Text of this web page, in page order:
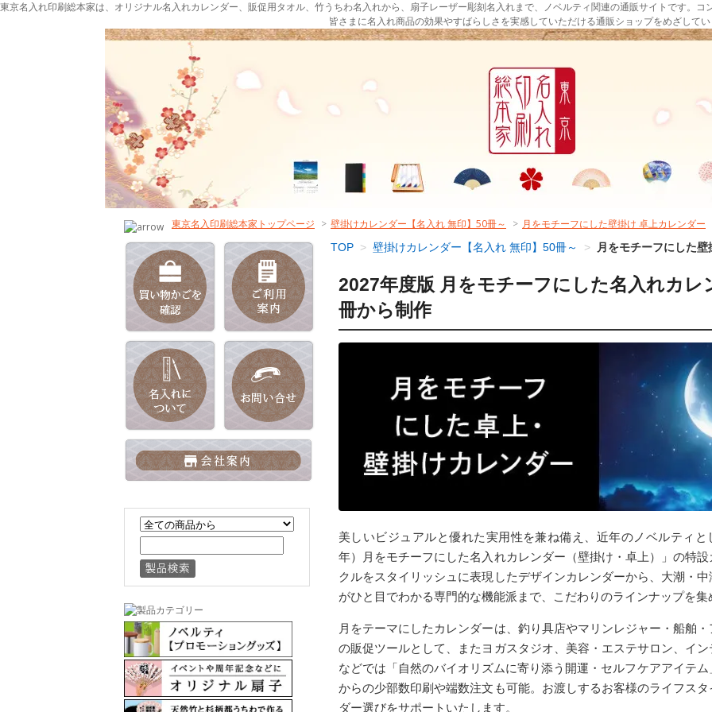
東京名入れ印刷総本家は、オリジナル名入れカレンダー、販促用タオル、竹うちわ名入れから、扇子レーザー彫刻名入れまで、ノベルティ関連の通販サイトです。
皆さまに名入れ商品の効果やすばらしさを実感していただける通販ショップをめざして
東京名入印刷総本家トップページ > 壁掛けカレンダー【名入れ 無印】50冊～ > 月をモチーフにした壁掛け 卓上カレンダー
TOP > 壁掛けカレンダー【名入れ 無印】50冊～ > 月をモチーフにした
2027年度版 月をモチーフにした名入れカレ
冊から制作
美しいビジュアルと優れた実用性を兼ね備え、近年のノベルティ
年）月をモチーフにした名入れカレンダー（壁掛け・卓上）」の特
クルをスタイリッシュに表現したデザインカレンダーから、大潮・
がひと目でわかる専門的な機能派まで、こだわりのラインナップを集
月をテーマにしたカレンダーは、釣り具店やマリンレジャー・船舶
の販促ツールとして、またヨガスタジオ、美容・エステサロン、イ
などでは「自然のバイオリズムに寄り添う開運・セルフケアアイテ
からの少部数印刷や端数注文も可能。お渡しするお客様のライフス
ダー選びをサポートいたします。